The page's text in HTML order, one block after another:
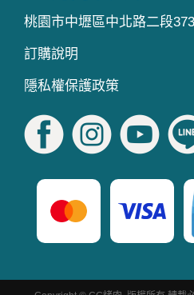
桃園市中壢區中北路二段
訂購說明
隱私權保護政策